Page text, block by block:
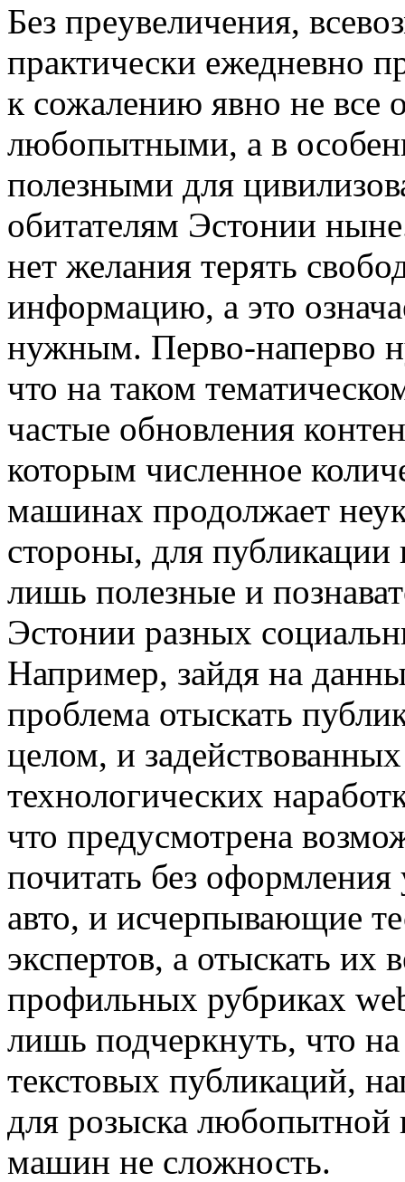
Бeз прeувeличeния,
практически ежедневно
к сожалению явно не все
любопытными, а в
полезными для
обитателям Эстонии
нет желания терять
информацию, а это
нужным. Перво-наперво
что на таком
частые обновления
которым численное
машинах продолжает
стороны, для
лишь полезные и
Эстонии разных
Например, зайдя на
проблема отыскать
целом, и
технологических
что предусмотрена
почитать без
авто, и исчерпывающие
экспертов, а отыскать их
профильных рубриках
лишь подчеркнуть, что
текстовых публикаций,
для розыска
машин не сложность.